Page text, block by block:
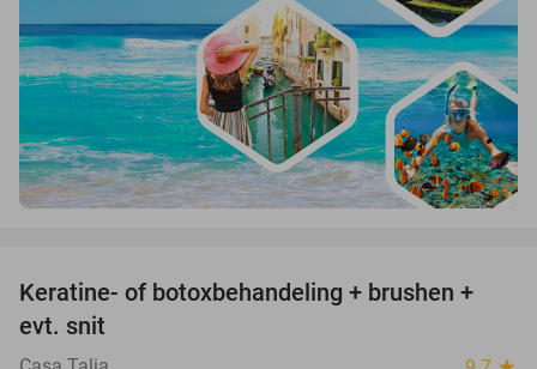
50%
Keratine- of botoxbehandeling + brushen +
evt. snit